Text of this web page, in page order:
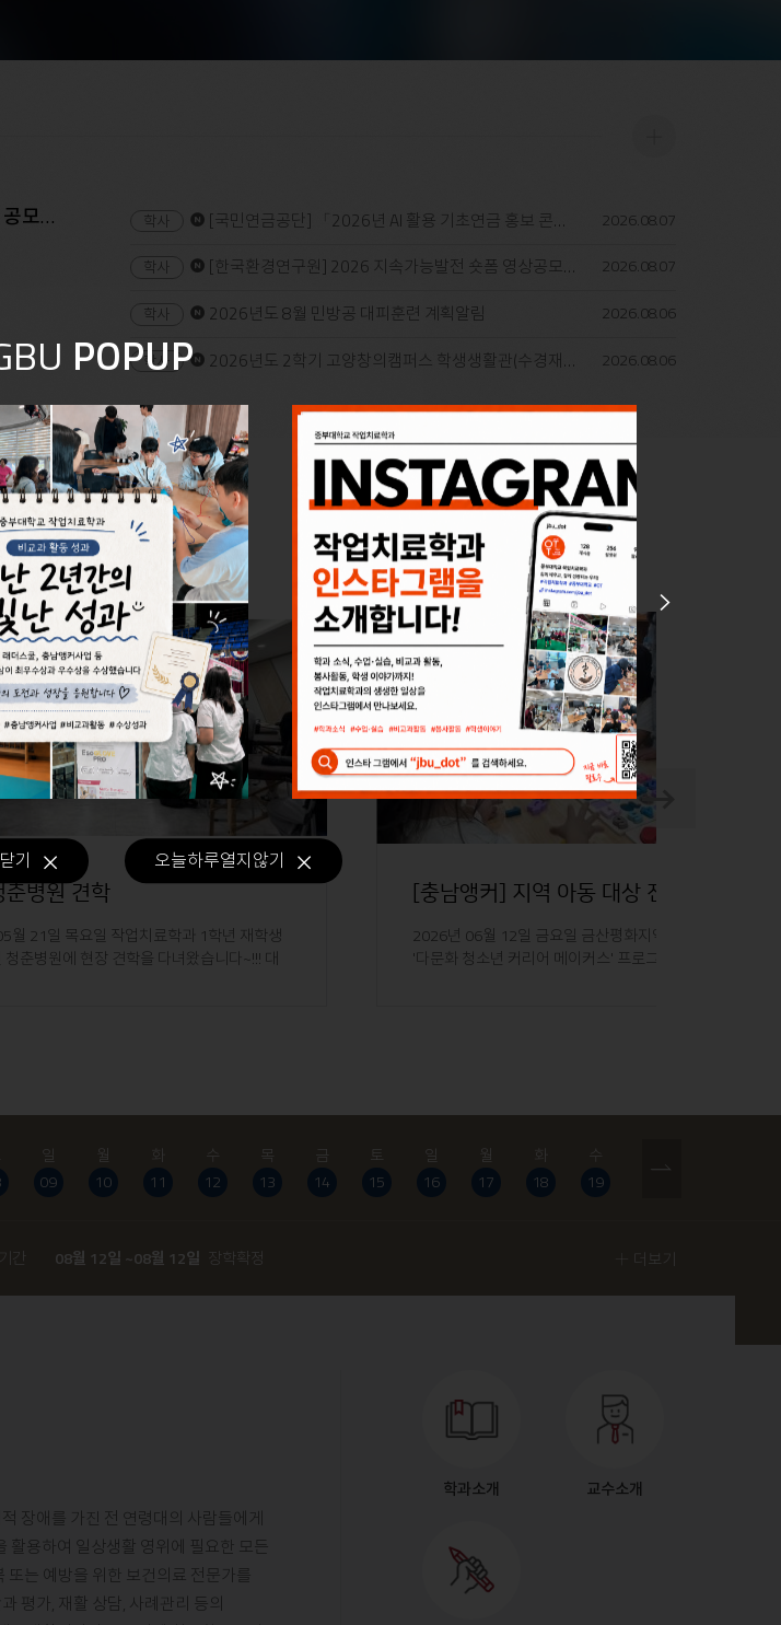
POPUP
닫기 오늘하루열지않기
안내 2026.0807
[국민연금공단] 「2026년 AI 활용 기초연금 홍보 콘텐츠 공모전」 안..
2026.0807
[한국환경연구원] 2026 지속가능발전 숏폼 영상공모전 안내
2026.0806
2026년도 8월 민방공 대피훈련 계획알림
2026.0806
2026년도 2학기 고양창의캠퍼스 학생생활관(수경재) 합격자 발표
보
기
GALLERY
춘병원 견학
월 21일 목요일 작업치료학과 1학년 재학생
청춘병원에 현장 견학을 다녀왔습니다~!!! 대
2026년 06월 12일 금요일 금산평화지역아동센터에서
'다문화 청소년 커리어 메이커스' 프로그램의 일환으로
더보기
일
09
월
10
화
11
수
12
목
13
금
14
토
15
일
16
월
17
화
18
수
19
간 08월 12일 ~08월 12일 장학확정 더보기
장애를 가진 전 연령대의 사람들에게
활용하여 일상생활 영위에 필요한 모든
또는 예방을 위한 보건의료 전문가를
평가, 재활 상담, 사례관리 등의
학과소개 교수소개